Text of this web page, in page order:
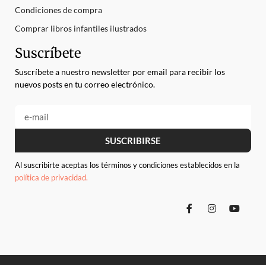
Condiciones de compra
Comprar libros infantiles ilustrados
Suscríbete
Suscríbete a nuestro newsletter por email para recibir los
nuevos posts en tu correo electrónico.
SUSCRIBIRSE
Al suscribirte aceptas los términos y condiciones establecidos en la
política de privacidad.